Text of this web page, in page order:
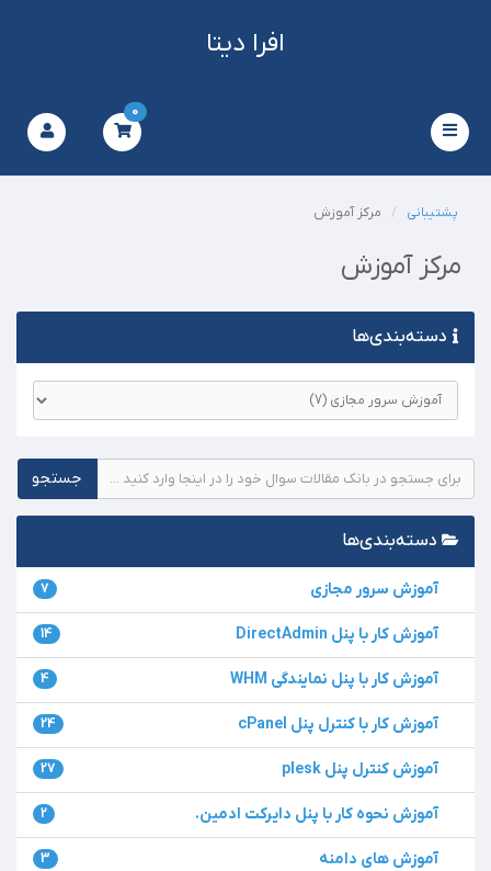
افرا دیتا
Toggle
navigation
0
پشتیبانی مرکز آموزش
مرکز آموزش
دسته‌بندی‌ها
دسته‌بندی‌ها
آموزش سرور مجازی 7
آموزش کار با پنل DirectAdmin 14
آموزش کار با پنل نمایندگی WHM 4
آموزش کار با کنترل پنل cPanel 24
آموزش کنترل پنل plesk 27
آموزش نحوه کار با پنل دایرکت ادمین. 2
آموزش های دامنه 3